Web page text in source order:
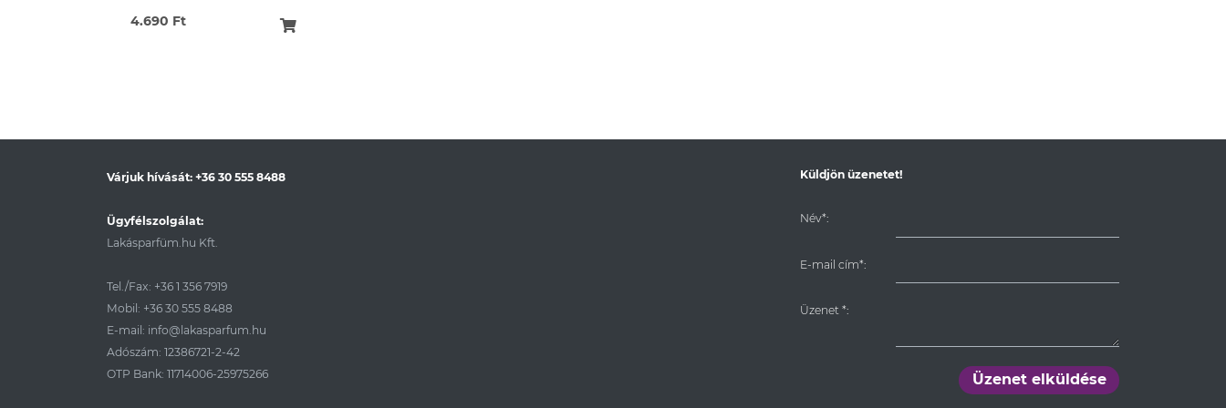
4.690 Ft
Várjuk hívását: +36 30 555 8488
Ügyfélszolgálat:
Lakásparfüm.hu Kft.
Tel./Fax: +36 1 356 7919
Mobil: +36 30 555 8488
E-mail: info@lakasparfum.hu
Adószám: 12386721-2-42
OTP Bank: 11714006-25975266
Küldjön üzenetet!
Név*:
E-mail cím*:
Üzenet *:
Üzenet elküldése